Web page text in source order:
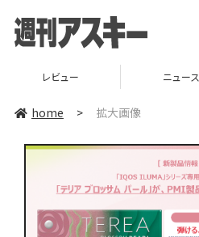
レビュー ニュース
home > 拡大画像